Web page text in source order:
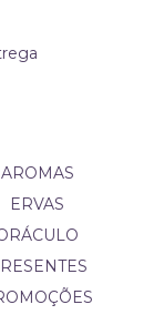
AROMAS
ERVAS